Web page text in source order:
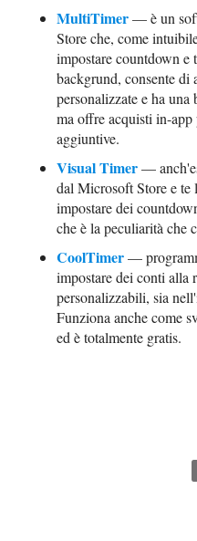
MultiTimer — è un
Store che, come
impostare countdown
backgrund, consente
personalizzate e ha
ma offre acquisti in-
aggiuntive.
Visual Timer—
dal Microsoft Store e te
impostare dei
che è la peculiarità che
CoolTimer—
impostare dei conti alla
personalizzabili, sia
Funziona anche come
ed è totalmente gratis.